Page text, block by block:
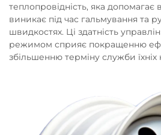
теплопровідність, яка
виникає під час гальмування та
швидкостях. Ці здатність
режимом сприяє покращенню
збільшенню терміну служби їхніх